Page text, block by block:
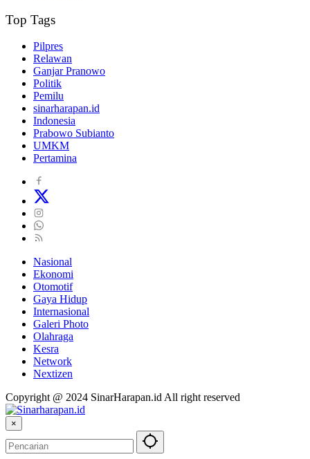
Top Tags
Pilpres
Relawan
Ganjar Pranowo
Politik
Pemilu
sinarharapan.id
Indonesia
Prabowo Subianto
UMKM
Pertamina
Nasional
Ekonomi
Otomotif
Gaya Hidup
Internasional
Galeri Photo
Olahraga
Kesra
Network
Nextizen
Copyright @ 2024 SinarHarapan.id All right reserved
×